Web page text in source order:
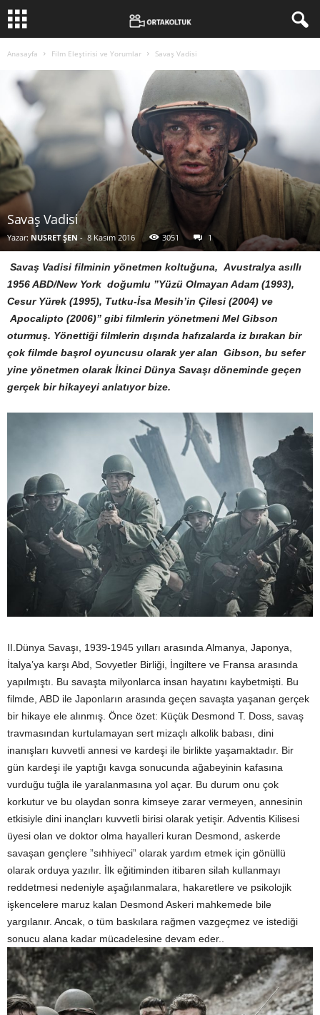
Anasayfa Film Eleştirisi ve Yorumlar Savaş Vadisi
Savaş Vadisi
Yazar: NUSRET ŞEN - 8 Kasım 2016 3051 1
Savaş Vadisi filminin yönetmen koltuğuna, Avustralya asıllı
1956 ABD/New York doğumlu ”Yüzü Olmayan Adam (1993),
Cesur Yürek (1995), Tutku-İsa Mesih’in Çilesi (2004) ve
Apocalipto (2006)” gibi filmlerin yönetmeni Mel Gibson
oturmuş. Yönettiği filmlerin dışında hafızalarda iz bırakan bir
çok filmde başrol oyuncusu olarak yer alan Gibson, bu sefer
yine yönetmen olarak İkinci Dünya Savaşı döneminde geçen
gerçek bir hikayeyi anlatıyor bize.
II.Dünya Savaşı, 1939-1945 yılları arasında Almanya, Japonya,
İtalya’ya karşı Abd, Sovyetler Birliği, İngiltere ve Fransa arasında
yapılmıştı. Bu savaşta milyonlarca insan hayatını kaybetmişti. Bu
filmde, ABD ile Japonların arasında geçen savaşta yaşanan gerçek
bir hikaye ele alınmış. Önce özet: Küçük Desmond T. Doss, savaş
travmasından kurtulamayan sert mizaçlı alkolik babası, dini
inanışları kuvvetli annesi ve kardeşi ile birlikte yaşamaktadır. Bir
gün kardeşi ile yaptığı kavga sonucunda ağabeyinin kafasına
vurduğu tuğla ile yaralanmasına yol açar. Bu durum onu çok
korkutur ve bu olaydan sonra kimseye zarar vermeyen, annesinin
etkisiyle dini inançları kuvvetli birisi olarak yetişir. Adventis Kilisesi
üyesi olan ve doktor olma hayalleri kuran Desmond, askerde
savaşan gençlere ”sıhhiyeci” olarak yardım etmek için gönüllü
olarak orduya yazılır. İlk eğitiminden itibaren silah kullanmayı
reddetmesi nedeniyle aşağılanmalara, hakaretlere ve psikolojik
işkencelere maruz kalan Desmond Askeri mahkemede bile
yargılanır. Ancak, o tüm baskılara rağmen vazgeçmez ve istediği
sonucu alana kadar mücadelesine devam eder..